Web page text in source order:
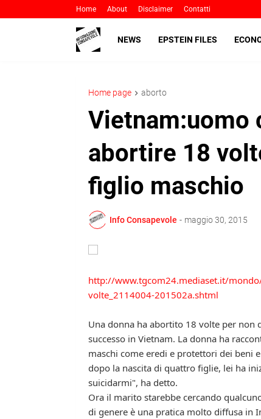
Home About Disclaimer Contatti
NEWS EPSTEIN FILES
Home page aborto
Vietnam:uomo
abortire 18
figlio maschio
Info Consapevole - maggio 30, 2015
http://www.tgcom24.mediaset.it/
volte_2114004-201502a.shtml
Una donna ha abortito 18 volte per non
successo in Vietnam. La donna ha
maschi come eredi e protettori dei beni
dopo la nascita di quattro figlie, lei ha
suicidarmi", ha detto.
Ora il marito starebbe cercando
di genere è una pratica molto diffusa in